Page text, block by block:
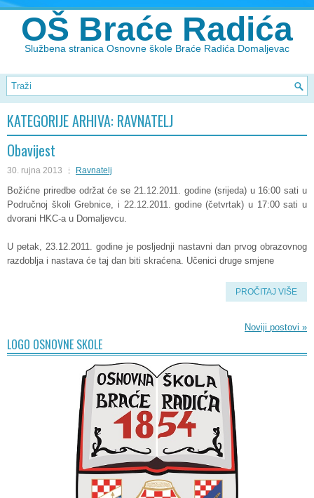
OŠ Braće Radića
Službena stranica Osnovne škole Braće Radića Domaljevac
KATEGORIJE ARHIVA: RAVNATELJ
Obavijest
30. rujna 2013 Ravnatelj
Božićne priredbe održat će se 21.12.2011. godine (srijeda) u 16:00 sati u
Područnoj školi Grebnice, i 22.12.2011. godine (četvrtak) u 17:00 sati u
dvorani HKC-a u Domaljevcu.
U petak, 23.12.2011. godine je posljednji nastavni dan prvog obrazovnog
razdoblja i nastava će taj dan biti skraćena. Učenici druge smjene
PROČITAJ VIŠE
Noviji postovi »
LOGO OSNOVNE SKOLE